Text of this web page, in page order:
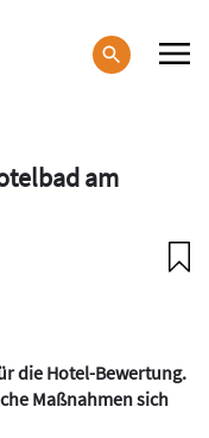
am
die Hotel-Bewertung.
Maßnahmen sich